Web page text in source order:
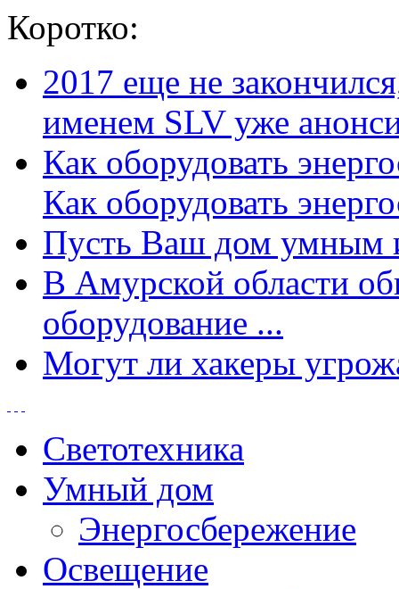
Коротко:
2017 еще не
именем SLV уже
Как оборудовать
Как оборудовать
Пусть Ваш дом умным
В Амурской области
оборудование ...
Могут ли хакеры
Светотехника
Умный дом
Энергосбережение
Освещение